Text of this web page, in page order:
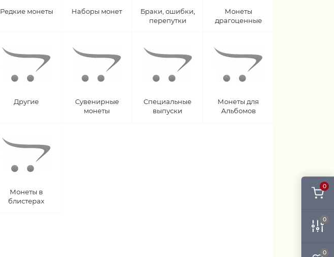
0
0
0
Редкие монеты Наборы монет
Браки, ошибки,
перепутки
Монеты
драгоценные
Другие
Сувенирные
монеты
Специальные
выпуски
Монеты для
Альбомов
Монеты в
блистерах